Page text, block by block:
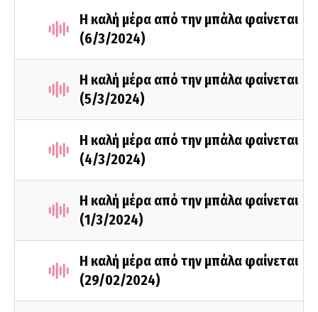
Η καλή μέρα από την μπάλα φαίνεται
(6/3/2024)
Η καλή μέρα από την μπάλα φαίνεται
(5/3/2024)
Η καλή μέρα από την μπάλα φαίνεται
(4/3/2024)
Η καλή μέρα από την μπάλα φαίνεται
(1/3/2024)
Η καλή μέρα από την μπάλα φαίνεται
(29/02/2024)